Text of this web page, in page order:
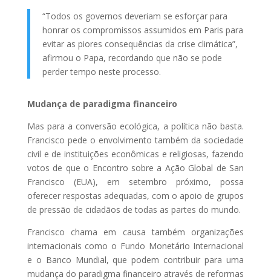
“Todos os governos deveriam se esforçar para
honrar os compromissos assumidos em Paris para
evitar as piores consequências da crise climática”,
afirmou o Papa, recordando que não se pode
perder tempo neste processo.
Mudança de paradigma financeiro
Mas para a conversão ecológica, a política não basta.
Francisco pede o envolvimento também da sociedade
civil e de instituições econômicas e religiosas, fazendo
votos de que o Encontro sobre a Ação Global de San
Francisco (EUA), em setembro próximo, possa
oferecer respostas adequadas, com o apoio de grupos
de pressão de cidadãos de todas as partes do mundo.
Francisco chama em causa também organizações
internacionais como o Fundo Monetário Internacional
e o Banco Mundial, que podem contribuir para uma
mudança do paradigma financeiro através de reformas